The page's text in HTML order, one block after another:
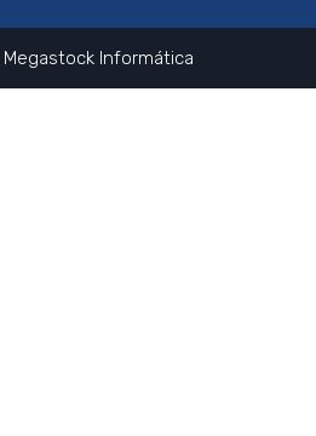
Megastock Informática